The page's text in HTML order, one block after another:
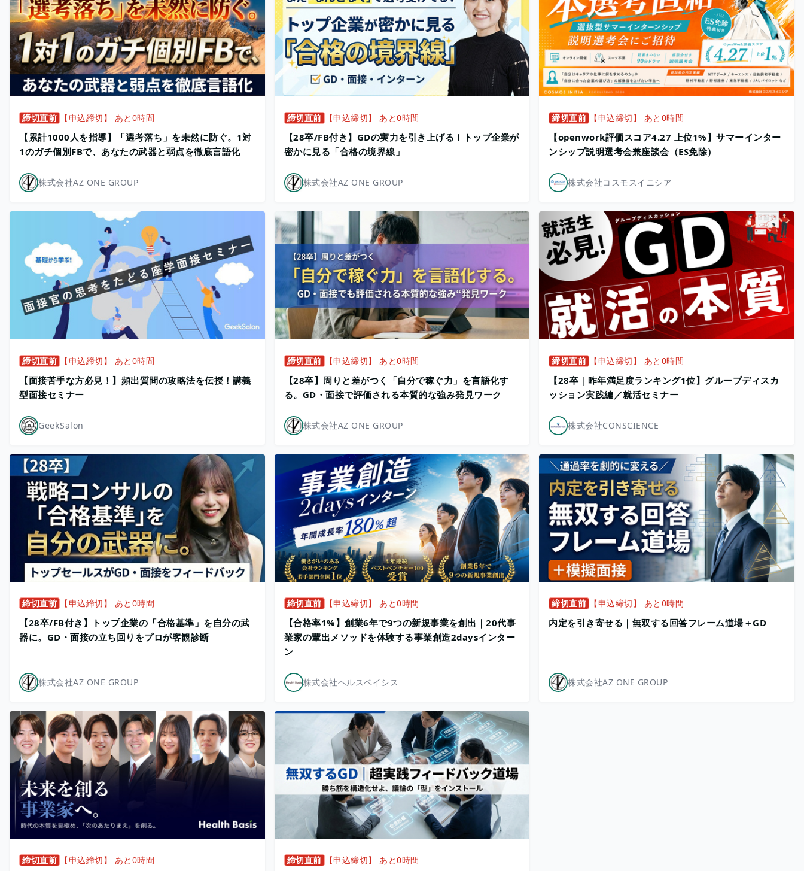
締切直前 【申込締切】 あと0時間
【累計1000人を指導】「選考落ち」を未然に防ぐ。1対
1のガチ個別FBで、あなたの武器と弱点を徹底言語化
株式会社AZ ONE GROUP
締切直前 【申込締切】 あと0時間
【28卒/FB付き】GDの実力を引き上げる！トップ企業が
密かに見る「合格の境界線」
株式会社AZ ONE GROUP
締切直前 【申込締切】 あと0時間
【openwork評価スコア4.27 上位1%】サマーインター
ンシップ説明選考会兼座談会（ES免除）
株式会社コスモスイニシア
締切直前 【申込締切】 あと0時間
【面接苦手な方必見！】頻出質問の攻略法を伝授！講義
型面接セミナー
GeekSalon
締切直前 【申込締切】 あと0時間
【28卒】周りと差がつく「自分で稼ぐ力」を言語化す
る。GD・面接で評価される本質的な強み発見ワーク
株式会社AZ ONE GROUP
締切直前 【申込締切】 あと0時間
【28卒｜昨年満足度ランキング1位】グループディスカ
ッション実践編／就活セミナー
株式会社CONSCIENCE
締切直前 【申込締切】 あと0時間
【28卒/FB付き】トップ企業の「合格基準」を自分の武
器に。GD・面接の立ち回りをプロが客観診断
株式会社AZ ONE GROUP
締切直前 【申込締切】 あと0時間
【合格率1%】創業6年で9つの新規事業を創出｜20代事
業家の輩出メソッドを体験する事業創造2daysインター
ン
株式会社ヘルスベイシス
締切直前 【申込締切】 あと0時間
内定を引き寄せる｜無双する回答フレーム道場＋GD
株式会社AZ ONE GROUP
締切直前 【申込締切】 あと0時間 締切直前 【申込締切】 あと0時間